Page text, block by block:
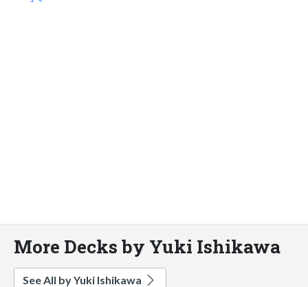
More Decks by Yuki Ishikawa
See All by Yuki Ishikawa